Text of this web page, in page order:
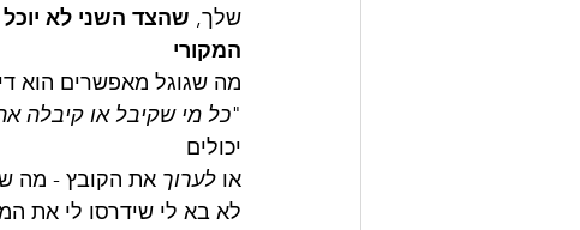
שלך, שהצד השני לא
המקורי
מה שגוגל מאפשרים הוא
"כל מי שקיבל או קיבלה
יכולים
או לערוך את הקובץ - מה
לא בא לי שידרסו לי את